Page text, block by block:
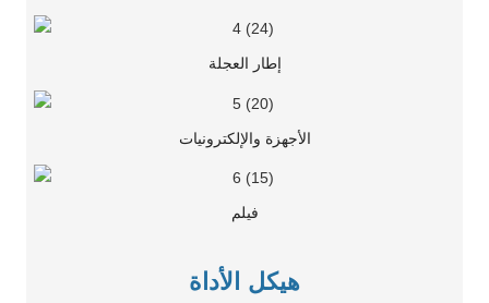
إطار العجلة
الأجهزة والإلكترونيات
فيلم
هيكل الأداة